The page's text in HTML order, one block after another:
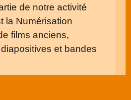
de notre activité
la Numérisation
films anciens,
et bandes